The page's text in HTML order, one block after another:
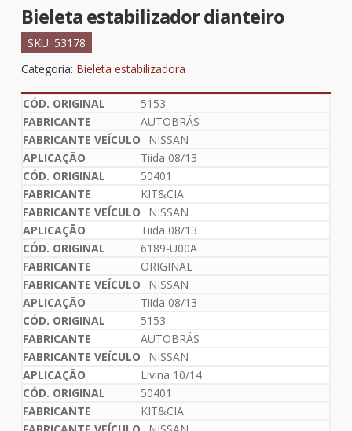
Bieleta estabilizador dianteiro
SKU: 53178
Categoria: Bieleta estabilizadora
5153
AUTOBRÁS
NISSAN
Tiida 08/13
50401
KIT&CIA
NISSAN
Tiida 08/13
6189-U00A
ORIGINAL
NISSAN
Tiida 08/13
5153
AUTOBRÁS
NISSAN
Livina 10/14
50401
KIT&CIA